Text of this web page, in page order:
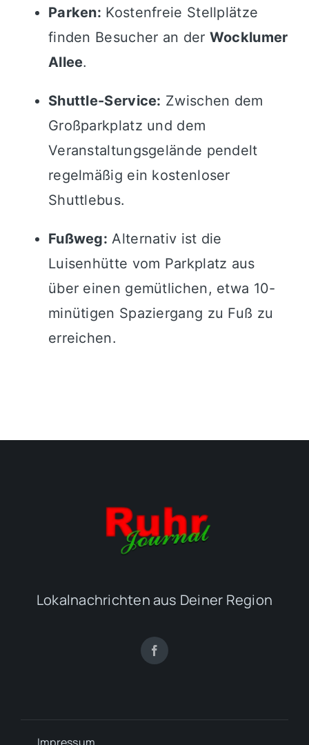
Parken: Kostenfreie Stellplätze
finden Besucher an der Wocklumer
Allee.
Shuttle-Service: Zwischen dem
Großparkplatz und dem
Veranstaltungsgelände pendelt
regelmäßig ein kostenloser
Shuttlebus.
Fußweg: Alternativ ist die
Luisenhütte vom Parkplatz aus
über einen gemütlichen, etwa 10-
minütigen Spaziergang zu Fuß zu
erreichen.
Lokalnachrichten aus Deiner Region